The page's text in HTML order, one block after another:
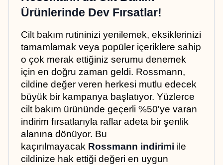
Ürünlerinde Dev Fırsatlar!
Cilt bakım rutininizi yenilemek, eksiklerinizi
tamamlamak veya popüler içeriklere sahip
o çok merak ettiğiniz serumu denemek
için en doğru zaman geldi. Rossmann,
cildine değer veren herkesi mutlu edecek
büyük bir kampanya başlatıyor. Yüzlerce
cilt bakım ürününde geçerli %50'ye varan
indirim fırsatlarıyla raflar adeta bir şenlik
alanına dönüyor. Bu
kaçırılmayacak Rossmann indirimi ile
cildinize hak ettiği değeri en uygun